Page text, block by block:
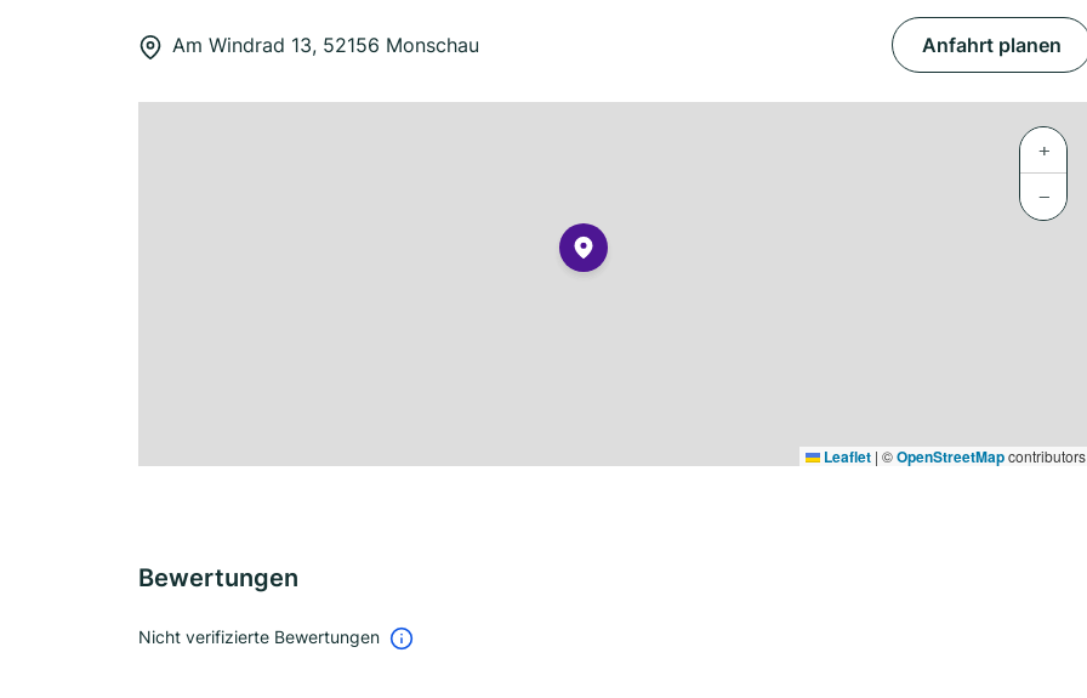
Am Windrad 13, 52156 Monschau Anfahrt planen
+
−
Leaflet | ©OpenStreetMapcontributors
Bewertungen
Nicht verifizierte Bewertungen